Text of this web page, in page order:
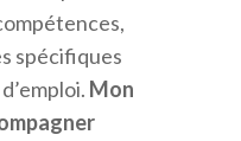
spécifiques
Mon